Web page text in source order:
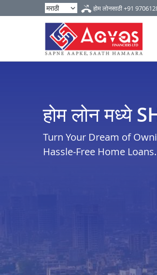
होम लोनसाठी+91
होम लोन मध्ये
Turn Your Dream of
Hassle-Free Home Loans.